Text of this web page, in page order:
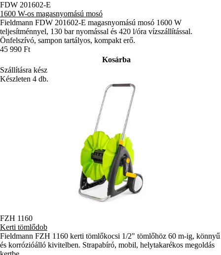
FDW 201602-E
1600 W-os magasnyomású mosó
Fieldmann FDW 201602-E magasnyomású mosó 1600 W
teljesítménnyel, 130 bar nyomással és 420 l/óra vízszállítással.
Önfelszívó, sampon tartályos, kompakt erő.
45 990 Ft
Kosárba
Szállításra kész
Készleten 4 db.
FZH 1160
Kerti tömlődob
Fieldmann FZH 1160 kerti tömlőkocsi 1/2" tömlőhöz 60 m-ig, könnyű
és korrózióálló kivitelben. Strapabíró, mobil, helytakarékos megoldás